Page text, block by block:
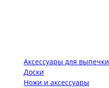
Аксессуары для выпечки
Доски
Ножи и аксессуары